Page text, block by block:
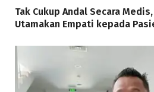
Tak Cukup Andal Secara
Utamakan Empati kepada